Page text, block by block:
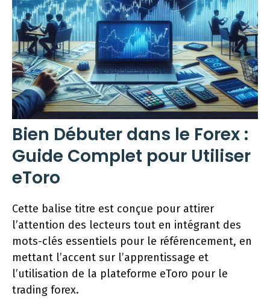
Bien Débuter dans le Forex :
Guide Complet pour Utiliser
eToro
Cette balise titre est conçue pour attirer
l’attention des lecteurs tout en intégrant des
mots-clés essentiels pour le référencement, en
mettant l’accent sur l’apprentissage et
l’utilisation de la plateforme eToro pour le
trading forex.